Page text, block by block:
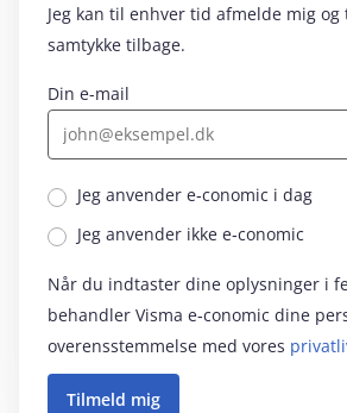
Jeg kan til enhver tid afmelde mig
samtykke tilbage.
Din e-mail
Jeg anvender e‑conomic i dag
Jeg anvender ikke e‑conomic
Når du indtaster dine oplysninger i
behandler Visma e‑conomic dine
overensstemmelse med vores